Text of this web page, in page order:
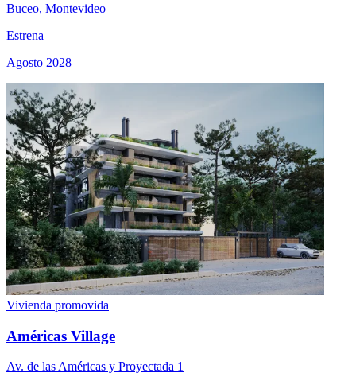
Buceo, Montevideo
Estrena
Agosto 2028
Vivienda promovida
Américas Village
Av. de las Américas y Proyectada 1